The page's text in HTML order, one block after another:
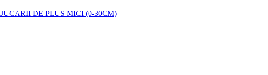
JUCARII DE PLUS MICI (0-30CM)